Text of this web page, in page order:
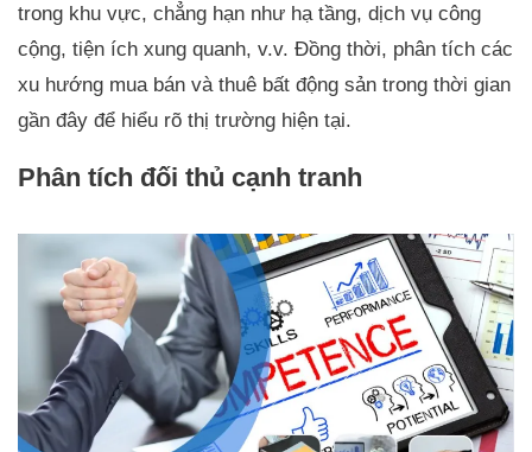
trong khu vực, chẳng hạn như hạ tầng, dịch vụ công
cộng, tiện ích xung quanh, v.v. Đồng thời, phân tích các
xu hướng mua bán và thuê bất động sản trong thời gian
gần đây để hiểu rõ thị trường hiện tại.
Phân tích đối thủ cạnh tranh